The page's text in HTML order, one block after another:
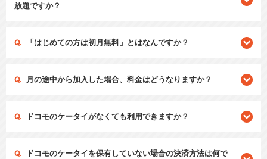
放題ですか？
「はじめての方は初月無料」とはなんですか？
月の途中から加入した場合、料金はどうなりますか？
ドコモのケータイがなくても利用できますか？
ドコモのケータイを保有していない場合の決済方法は何で